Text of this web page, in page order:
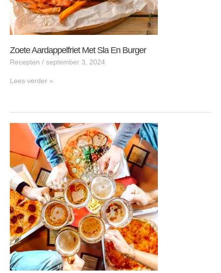
Zoete Aardappelfriet Met Sla En Burger
Recepten / september 3, 2024
Lees verder »
Vakantiekilo’s
met
Dutch
Diet:
Lekker
in
je
vel
met
Hollandse
Kost